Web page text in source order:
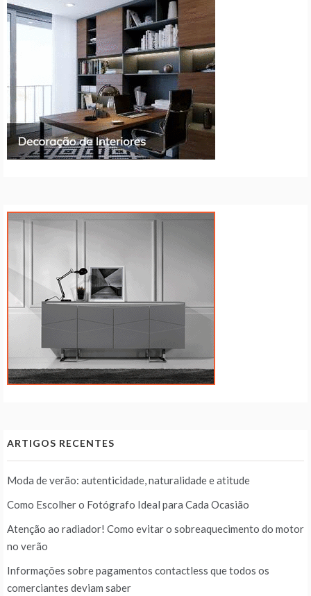
ARTIGOS RECENTES
Moda de verão: autenticidade, naturalidade e atitude
Como Escolher o Fotógrafo Ideal para Cada Ocasião
Atenção ao radiador! Como evitar o sobreaquecimento do motor
no verão
Informações sobre pagamentos contactless que todos os
comerciantes deviam saber